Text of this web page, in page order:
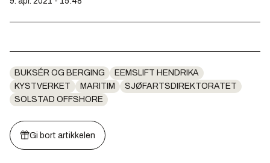
BUKSÉR OG BERGING
EEMSLIFT HENDRIKA
KYSTVERKET
MARITIM
SJØFARTSDIREKTORATET
SOLSTAD OFFSHORE
Gi bort artikkelen